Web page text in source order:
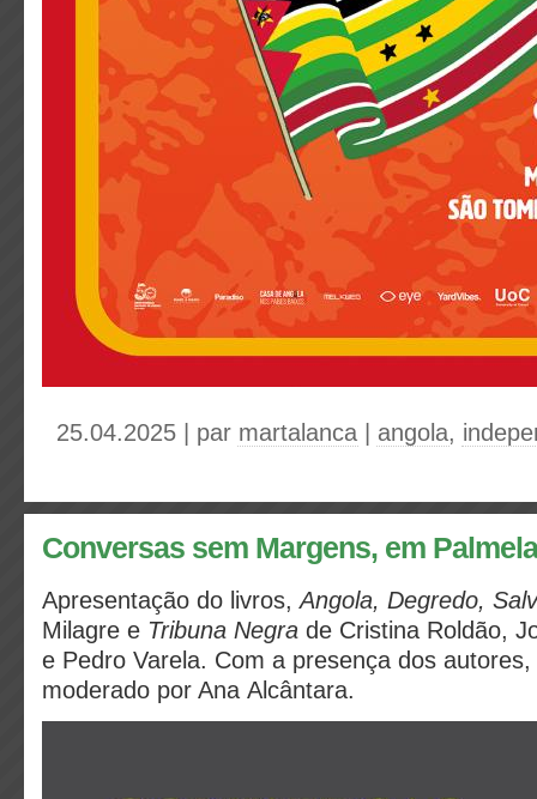
25.04.2025 | par martalanca angola,
Conversas sem Margens, em Palmela
Apresentação do livros,Angola, Degredo,
Milagre e Tribuna Negra de Cristina Roldão,
e Pedro Varela. Com a presença dos
moderado por Ana Alcântara.